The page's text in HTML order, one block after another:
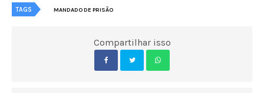
TAGS MANDADO DE PRISÃO
Compartilhar isso